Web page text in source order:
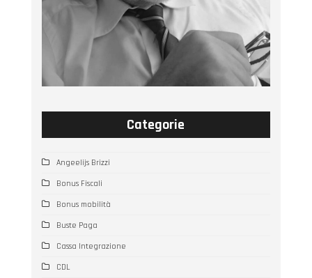
Categorie
Angeelijs Brizzi
Bonus Fiscali
Bonus mobilità
Buste Paga
Cassa Integrazione
CDL